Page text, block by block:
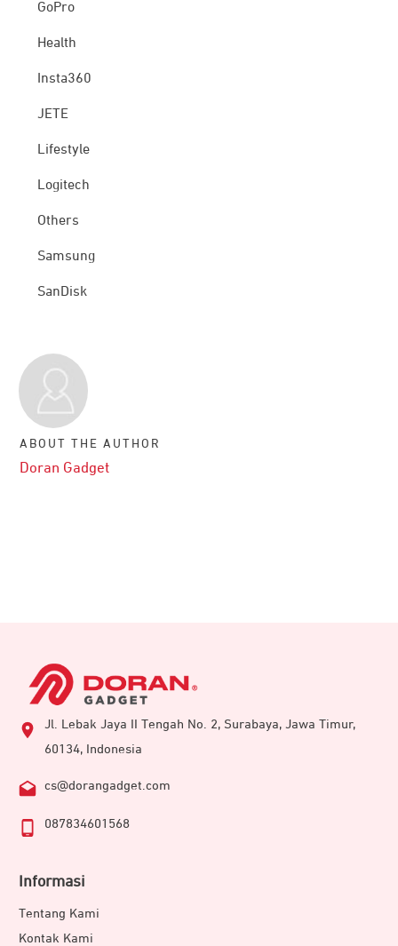
GoPro
Health
Insta360
JETE
Lifestyle
Logitech
Others
Samsung
SanDisk
ABOUT THE AUTHOR
Doran Gadget
Jl. Lebak Jaya II Tengah No. 2, Surabaya, Jawa Timur,
60134, Indonesia
cs@dorangadget.com
087834601568
Informasi
Tentang Kami
Kontak Kami